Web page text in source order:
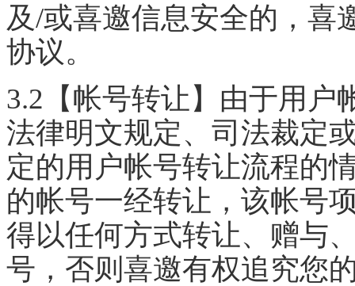
及/或喜邀信息安全的，喜
协议。
3.2【帐号转让】由于用户
法律明文规定、司法裁定
定的用户帐号转让流程的
的帐号一经转让，该帐号
得以任何方式转让、赠与
号，否则喜邀有权追究您